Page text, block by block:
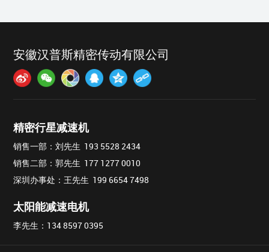
安徽汉普斯精密传动有限公司
精密行星减速机
销售一部：刘先生 193 5528 2434
销售二部：郭先生 177 1277 0010
深圳办事处：王先生 199 6654 7498
太阳能减速电机
李先生： 134 8597 0395